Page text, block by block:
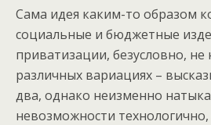
Сама идея каким-то образом
социальные и бюджетные
приватизации, безусловно, не
различных вариациях –
два, однако неизменно
невозможности